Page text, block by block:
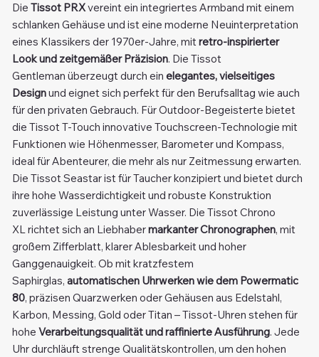
DieTissot PRXvereint ein integriertes Armband mit einem
schlanken Gehäuse und ist eine moderne Neuinterpretation
eines Klassikers der 1970er-Jahre, mitretro-inspirierter
Look und zeitgemäßer Präzision. Die Tissot
Gentleman überzeugt durch einelegantes, vielseitiges
Designund eignet sich perfekt für den Berufsalltag wie auch
für den privaten Gebrauch. Für Outdoor-Begeisterte bietet
die Tissot T-Touch innovative Touchscreen-Technologie mit
Funktionen wie Höhenmesser, Barometer und Kompass,
ideal für Abenteurer, die mehr als nur Zeitmessung erwarten.
Die Tissot Seastar ist für Taucher konzipiert und bietet durch
ihre hohe Wasserdichtigkeit und robuste Konstruktion
zuverlässige Leistung unter Wasser. Die Tissot Chrono
XL richtet sich an Liebhabermarkanter Chronographen, mit
großem Zifferblatt, klarer Ablesbarkeit und hoher
Ganggenauigkeit. Ob mit kratzfestem
Saphirglas,automatischen Uhrwerken wie dem Powermatic
80, präzisen Quarzwerken oder Gehäusen aus Edelstahl,
Karbon, Messing, Gold oder Titan – Tissot-Uhren stehen für
hoheVerarbeitungsqualität und raffinierte Ausführung. Jede
Uhr durchläuft strenge Qualitätskontrollen, um den hohen